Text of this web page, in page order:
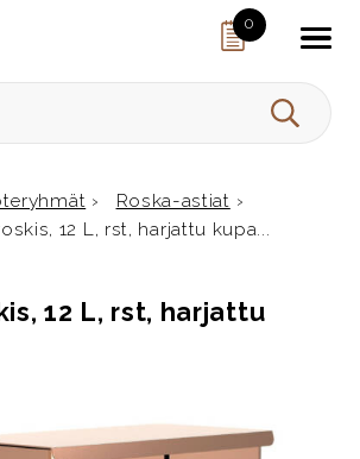
0
HAE
› Roska-astiat ›
12 L, rst, harjattu kupa...
12 L, rst, harjattu